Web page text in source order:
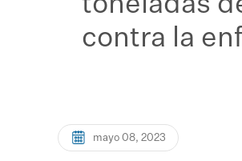
contra la
mayo 08, 2023